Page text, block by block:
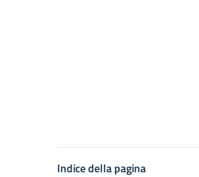
Indice della pagina